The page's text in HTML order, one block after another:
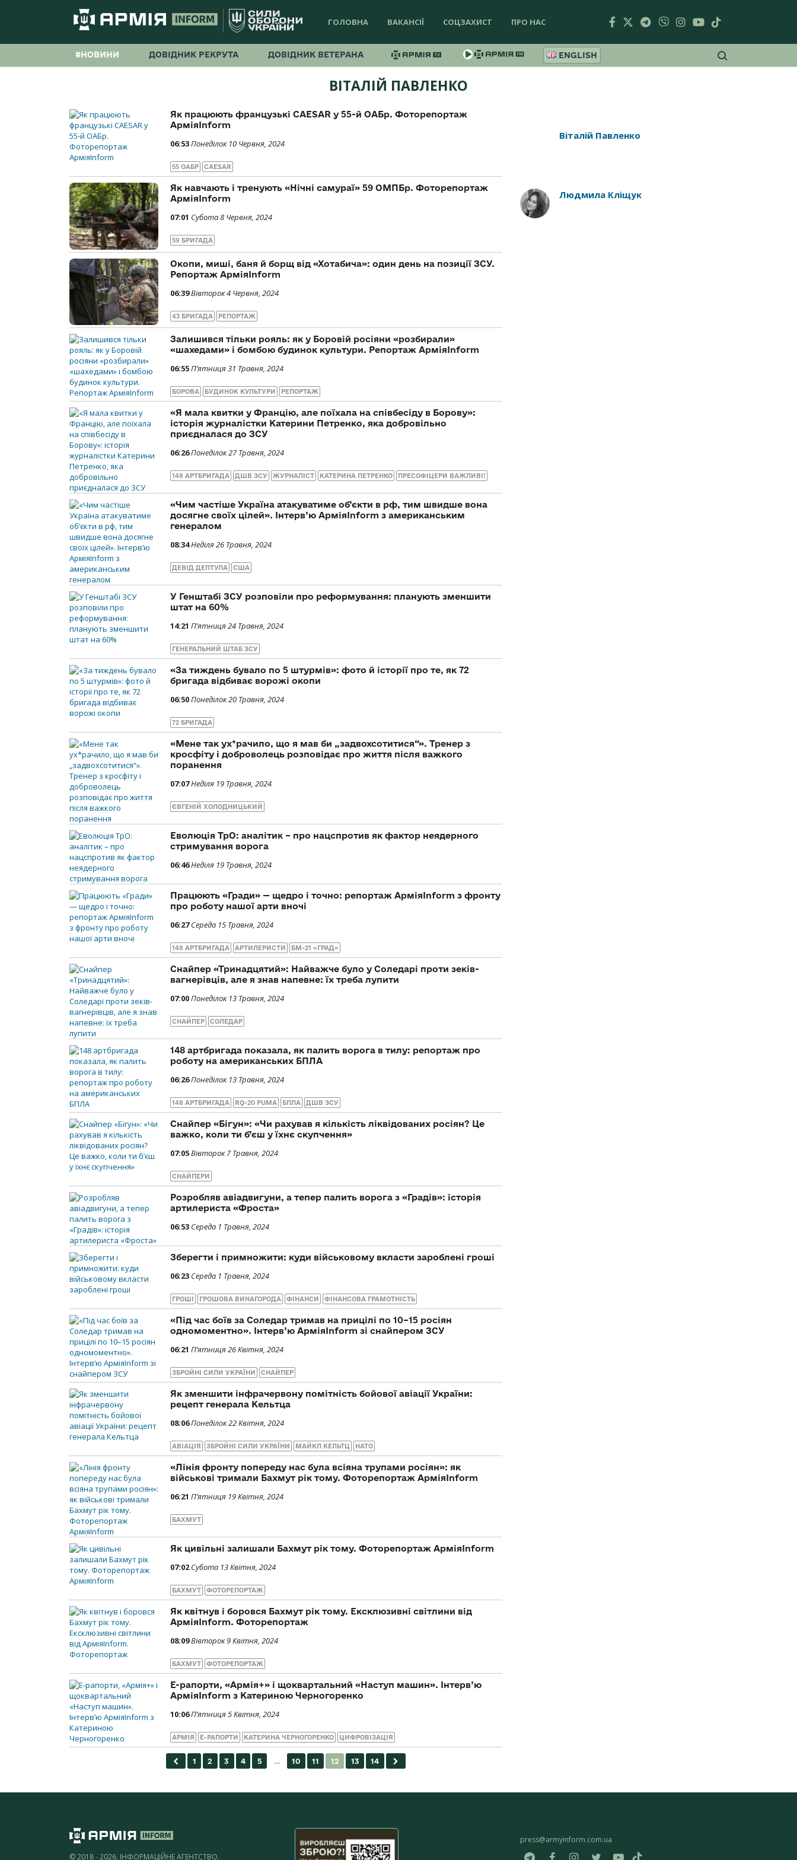
ГОЛОВНА ВАКАНСІЇ СОЦЗАХИСТ ПРО НАС
#НОВИНИ ДОВІДНИК РЕКРУТА ДОВІДНИК ВЕТЕРАНА ENGLISH
ВІТАЛІЙ ПАВЛЕНКО
Як працюють французькі CAESAR у 55-й ОАБр. Фоторепортаж
АрміяInform
06:53Понеділок 10 Червня, 2024
55 ОАБР CAESAR
Як навчають і тренують «Нічні самураї» 59 ОМПБр. Фоторепортаж
АрміяInform
07:01 Субота 8 Червня, 2024
59 БРИГАДА
Окопи, миші, баня й борщ від «Хотабича»: один день на позиції ЗСУ.
Репортаж АрміяInform
06:39Вівторок 4 Червня, 2024
43 БРИГАДА РЕПОРТАЖ
Залишився тільки рояль: як у Боровій росіяни «розбирали»
«шахедами» і бомбою будинок культури. Репортаж АрміяInform
06:55П’ятниця 31 Травня, 2024
БОРОВА БУДИНОК КУЛЬТУРИ РЕПОРТАЖ
«Я мала квитки у Францію, але поїхала на співбесіду в Борову»:
історія журналістки Катерини Петренко, яка добровільно
приєдналася до ЗСУ
06:26Понеділок 27 Травня, 2024
148 АРТБРИГАДА ДШВ ЗСУ ЖУРНАЛІСТ КАТЕРИНА ПЕТРЕНКО ПРЕСОФІЦЕРИ ВАЖЛИВІ!
«Чим частіше Україна атакуватиме об’єкти в рф, тим швидше вона
досягне своїх цілей». Інтерв’ю АрміяInform з американським
генералом
08:34Неділя 26 Травня, 2024
ДЕВІД ДЕПТУЛА США
У Генштабі ЗСУ розповіли про реформування: планують зменшити
штат на 60%
14:21 П’ятниця 24 Травня, 2024
ГЕНЕРАЛЬНИЙ ШТАБ ЗСУ
«За тиждень бувало по 5 штурмів»: фото й історії про те, як 72
бригада відбиває ворожі окопи
06:50Понеділок 20 Травня, 2024
72 БРИГАДА
«Мене так ух*рачило, що я мав би „задвохсотитися“». Тренер з
кросфіту і доброволець розповідає про життя після важкого
поранення
07:07Неділя 19 Травня, 2024
ЄВГЕНІЙ ХОЛОДНИЦЬКИЙ
Еволюція ТрО: аналітик – про нацспротив як фактор неядерного
стримування ворога
06:46Неділя 19 Травня, 2024
Працюють «Гради» — щедро і точно: репортаж АрміяInform з фронту
про роботу нашої арти вночі
06:27 Середа 15 Травня, 2024
148 АРТБРИГАДА АРТИЛЕРИСТИ БМ-21 «ГРАД»
Снайпер «Тринадцятий»: Найважче було у Соледарі проти зеків-
вагнерівців, але я знав напевне: їх треба лупити
07:00Понеділок 13 Травня, 2024
СНАЙПЕР СОЛЕДАР
148 артбригада показала, як палить ворога в тилу: репортаж про
роботу на американських БПЛА
06:26Понеділок 13 Травня, 2024
148 АРТБРИГАДА RQ-20 PUMA БПЛА ДШВ ЗСУ
Снайпер «Бігун»: «Чи рахував я кількість ліквідованих росіян? Це
важко, коли ти б’єш у їхнє скупчення»
07:05Вівторок 7 Травня, 2024
СНАЙПЕРИ
Розробляв авіадвигуни, а тепер палить ворога з «Градів»: історія
артилериста «Фроста»
06:53 Середа 1 Травня, 2024
Зберегти і примножити: куди військовому вкласти зароблені гроші
06:23 Середа 1 Травня, 2024
ГРОШІ ГРОШОВА ВИНАГОРОДА ФІНАНСИ ФІНАНСОВА ГРАМОТНІСТЬ
«Під час боїв за Соледар тримав на прицілі по 10–15 росіян
одномоментно». Інтерв’ю АрміяInform зі снайпером ЗСУ
06:21 П’ятниця 26 Квітня, 2024
ЗБРОЙНІ СИЛИ УКРАЇНИ СНАЙПЕР
Як зменшити інфрачервону помітність бойової авіації України:
рецепт генерала Кельтца
08:06Понеділок 22 Квітня, 2024
АВІАЦІЯ ЗБРОЙНІ СИЛИ УКРАЇНИ МАЙКЛ КЕЛЬТЦ НАТО
«Лінія фронту попереду нас була всіяна трупами росіян»: як
військові тримали Бахмут рік тому. Фоторепортаж АрміяInform
06:21 П’ятниця 19 Квітня, 2024
БАХМУТ
Як цивільні залишали Бахмут рік тому. Фоторепортаж АрміяInform
07:02 Субота 13 Квітня, 2024
БАХМУТ ФОТОРЕПОРТАЖ
Як квітнув і боровся Бахмут рік тому. Ексклюзивні світлини від
АрміяInform. Фоторепортаж
08:09Вівторок 9 Квітня, 2024
БАХМУТ ФОТОРЕПОРТАЖ
Е-рапорти, «Армія+» і щоквартальний «Наступ машин». Інтерв’ю
АрміяInform з Катериною Черногоренко
10:06П’ятниця 5 Квітня, 2024
АРМІЯ Е-РАПОРТИ КАТЕРИНА ЧЕРНОГОРЕНКО ЦИФРОВІЗАЦІЯ
Віталій Павленко
Людмила Кліщук
© 2018 - 2026, ІНФОРМАЦІЙНЕ АГЕНТСТВО,
press@armyinform.com.ua